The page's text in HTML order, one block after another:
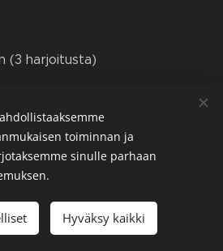
(3 harjoitusta)
Lakeland" 23.-24.7
sinne ei ole nyt mahdollista
ilmoittautumisen "Tour De
on suunnitelmissa ajaa
Nuas";
toiminnan ja
sinulle parhaan
Hyväksy kaikki